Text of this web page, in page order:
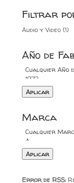
Filtrar
Audio y Video (1)
Año de
Aplicar
Marca
Aplicar
Error de RSS: